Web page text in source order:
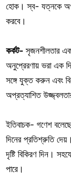
হোক। স্ব- যত্নকে
করবে।
কর্কট- সৃজনশীলতার
অনুপ্রেরণায় ভরা এক
সঙ্গে যুক্ত করুন এবং
অপ্রত্যাশিত
ইতিবাচক- গণেশ
দিনের প্রতিশ্রুতি
দৃষ্টি বিকিরণ দিন।
পারে।